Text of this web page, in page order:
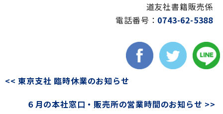
道友社書籍販売係
電話番号： 0743-62-5388
<< 東京支社 臨時休業のお知らせ
６月の本社窓口・販売所の営業時間のお知らせ >>